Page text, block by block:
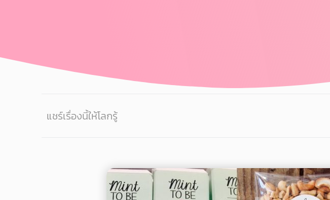
แชร์เรื่องนี้ให้โลกรู้